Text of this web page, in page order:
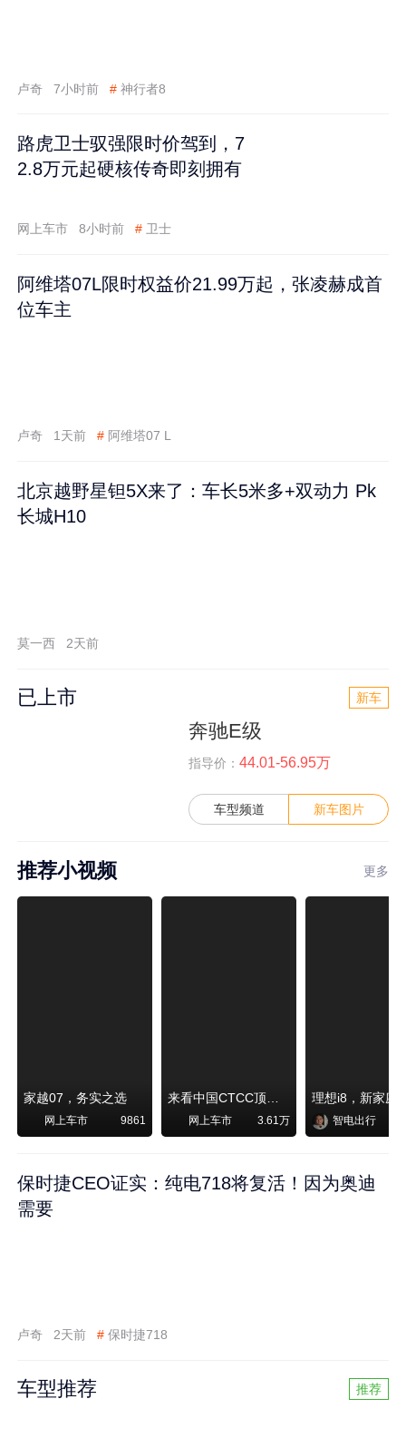
卢奇 7小时前 # 神行者8
路虎卫士驭强限时价驾到，7
2.8万元起硬核传奇即刻拥有
网上车市 8小时前 # 卫士
阿维塔07L限时权益价21.99万起，张凌赫成首
位车主
卢奇 1天前 # 阿维塔07 L
北京越野星钽5X来了：车长5米多+双动力 Pk
长城H10
莫一西 2天前
已上市 新车
奔驰E级
指导价： 44.01-56.95万
车型频道 新车图片
推荐小视频 更多
家越07，务实之选
网上车市 9861 网上车市 3.61万 智电出行
保时捷CEO证实：纯电718将复活！因为奥迪
需要
卢奇 2天前 # 保时捷718
车型推荐 推荐